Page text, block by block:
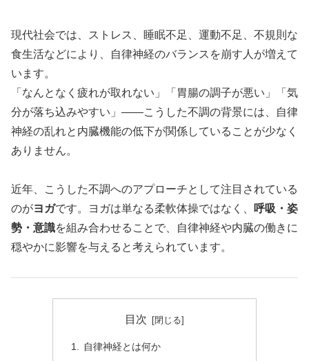
現代社会では、ストレス、睡眠不足、運動不足、不規則な
食生活などにより、自律神経のバランスを崩す人が増えて
います。
「なんとなく疲れが取れない」「胃腸の調子が悪い」「気
分が落ち込みやすい」――こうした不調の背景には、自律
神経の乱れと内臓機能の低下が関係していることが少なく
ありません。
近年、こうした不調へのアプローチとして注目されている
のがヨガです。ヨガは単なる柔軟体操ではなく、
呼吸・姿
勢・意識を組み合わせることで、自律神経や内臓の働きに
穏やかに影響を与えると考えられています。
目次
自律神経とは何か